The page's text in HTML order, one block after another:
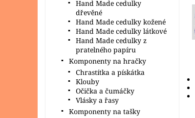
Hand Made cedulky
dřevěné
Hand Made cedulky kožené
Hand Made cedulky látkové
Hand Made cedulky z
pratelného papíru
Komponenty na hračky
Chrastítka a pískátka
Klouby
Očička a čumáčky
Vlásky a řasy
Komponenty na tašky